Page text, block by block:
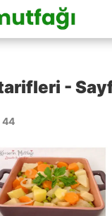
-
44